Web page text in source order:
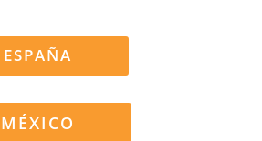
ESPAÑA
MÉXICO